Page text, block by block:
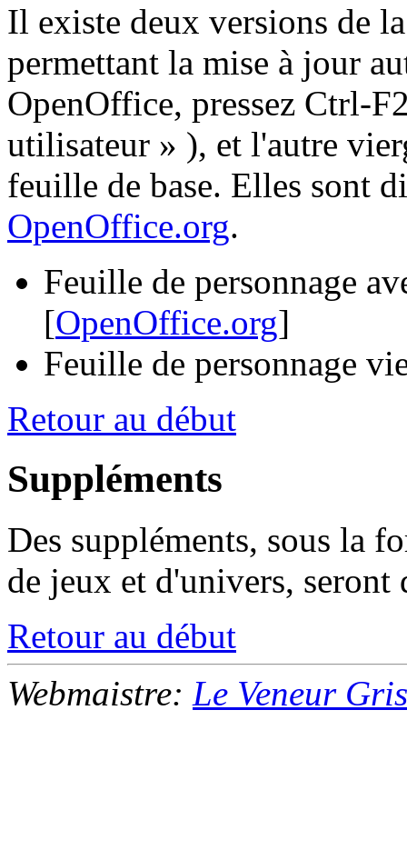
Il existe deux versions de
permettant la mise à jour
OpenOffice, pressez Ctrl-
utilisateur » ), et l'autre
feuille de base. Elles sont
OpenOffice.org.
Feuille de personnage
[OpenOffice.org]
Feuille de personnage
Retour au début
Suppléments
Des suppléments, sous la
de jeux et d'univers,
Retour au début
Webmaistre: Le Veneur Gris